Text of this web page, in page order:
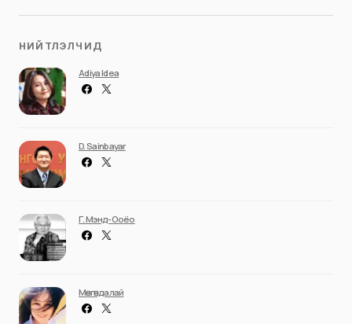
НИЙТЛЭЛЧИД
Adiya Idea
D. Sainbayar
Г. Мэнд-Ооёо
Мөнгөндалай